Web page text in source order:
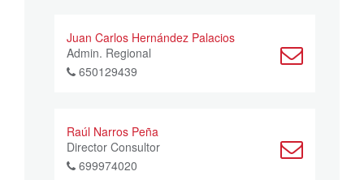
Juan Carlos Hernández Palacios
Admin. Regional
650129439
Raúl Narros Peña
Director Consultor
699974020